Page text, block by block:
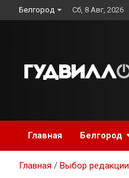
to
Белгород Сб, 8 Авг, 2026
Главная Белгород
Главная Выбор редакции